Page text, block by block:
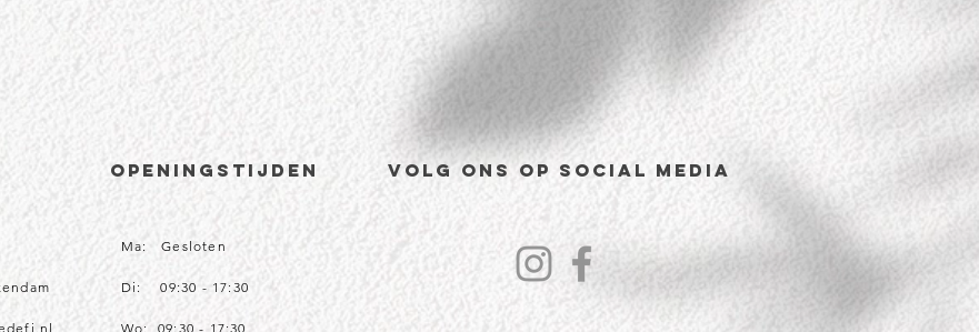
Openingstijden
Ma: Gesloten
Di: 09:30 - 17:30
Wo: 09:30 - 17:30
volg ons op Social Media